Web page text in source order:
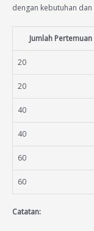
dengan kebutuhan
Jumlah Pertemuan
20
20
40
40
60
60
Catatan: